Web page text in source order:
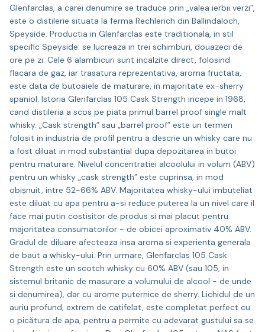
Glenfarclas, a carei denumire se traduce prin „valea ierbii verzi”,
este o distilerie situata la ferma Rechlerich din Ballindaloch,
Speyside. Productia in Glenfarclas este traditionala, in stil
specific Speyside: se lucreaza in trei schimburi, douazeci de
ore pe zi. Cele 6 alambicuri sunt incalzite direct, folosind
flacara de gaz, iar trasatura reprezentativa, aroma fructata,
este data de butoaiele de maturare, in majoritate ex-sherry
spaniol. Istoria Glenfarclas 105 Cask Strength incepe in 1968,
cand distileria a scos pe piata primul barrel proof single malt
whisky. „Cask strength” sau „barrel proof” este un termen
folosit in industria de profil pentru a descrie un whisky care nu
a fost diluat in mod substantial dupa depozitarea in butoi
pentru maturare. Nivelul concentratiei alcoolului in volum (ABV)
pentru un whisky „cask strength” este cuprinsa, in mod
obișnuit, intre 52-66% ABV. Majoritatea whisky-ului imbuteliat
este diluat cu apa pentru a-si reduce puterea la un nivel care il
face mai putin costisitor de produs si mai placut pentru
majoritatea consumatorilor - de obicei aproximativ 40% ABV.
Gradul de diluare afecteaza insa aroma si experienta generala
de baut a whisky-ului. Prin urmare, Glenfarclas 105 Cask
Strength este un scotch whisky cu 60% ABV (sau 105, in
sistemul britanic de masurare a volumului de alcool - de unde
si denumirea), dar cu arome puternice de sherry. Lichidul de un
auriu profund, extrem de catifelat, este completat perfect cu
o picătura de apa, pentru a permite cu adevarat gustului sa se